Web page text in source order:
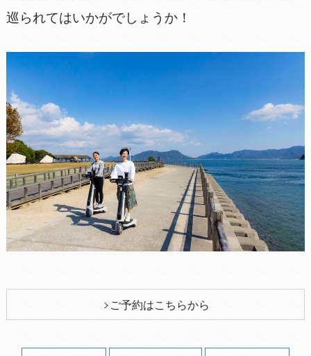
巡られてはいかがでしょうか！
ご予約はこちらから